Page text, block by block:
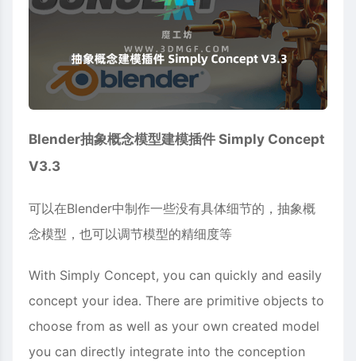
Blender抽象概念模型建模插件 Simply Concept
V3.3
可以在Blender中制作一些没有具体细节的，抽象概
念模型，也可以调节模型的精细度等
With Simply Concept, you can quickly and easily
concept your idea. There are primitive objects to
choose from as well as your own created model
you can directly integrate into the conception